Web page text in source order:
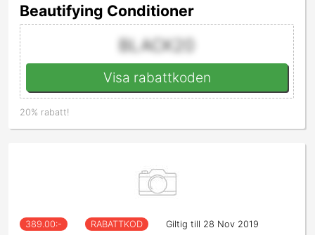
Beautifying Conditioner
BLACK20
Visa rabattkoden
20% rabatt!
389.00:- RABATTKOD Giltig till 28 Nov 2019